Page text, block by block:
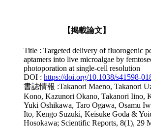
【掲載論文】
Title : Targeted delivery of fluorogenic
aptamers into live microalgae by
photoporation at single-cell resolution
DOI : https://doi.org/10.1038/s41598-
書誌情報 :Takanori Maeno, Takanori
Kono, Kazunori Okano, Takanori Iino,
Yuki Oshikawa, Taro Ogawa, Osamu
Ito, Kengo Suzuki, Keisuke Goda &
Hosokawa; Scientific Reports, 8(1), 29